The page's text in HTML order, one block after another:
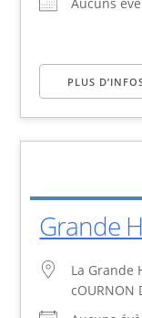
PLUS
Grande
La Grande
cOURNON